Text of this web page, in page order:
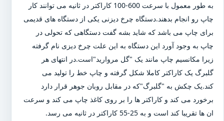
به طور معمول با سرعت 600-100 کاراکتر در ثانیه می توانند کار
چاپ رو انجام بدهند.دستگاه چرخ دیزنی یکی از دستگاه های قدیمی
برای چاپ می باشد که شاید بشه گفت دستگاهی که تحولی در
چاپ به وجود آورد این دستگاه به این علت چرخ دیزی نام گرفته
زیرا مکانسیم چاپ مانند یک "گل مروارید"است.در انتهای هر
گلبرگ یک کاراکتر کاملا شکل گرفته و چاپ خط را تولید می
کند.یک چکش به "گلبرگ"که در مقابل روبان جوهر قرار دارد
برخورد می کند و کاراکتر ها را بر روی کاغذ چاپ می کند و سرعت
ان ها تقریبا کند است و به 25-55 کاراکتر در ثانیه می رسد.